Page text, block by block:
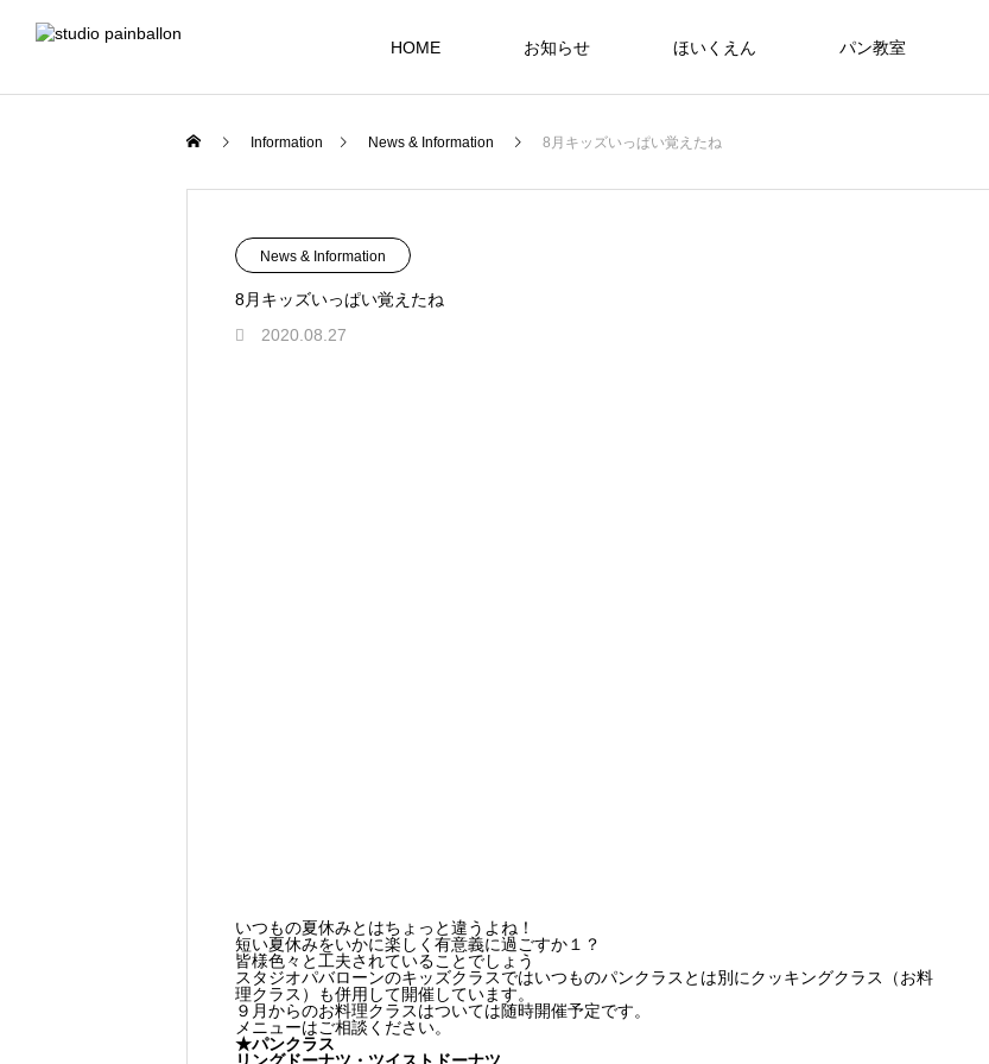
HOME お知らせ ほいくえん パン教室
Information News & Information 8月キッズいっぱい覚えたね
News & Information
8月キッズいっぱい覚えたね
2020.08.27
いつもの夏休みとはちょっと違うよね！
短い夏休みをいかに楽しく有意義に過ごすか１？
皆様色々と工夫されていることでしょう
スタジオパバローンのキッズクラスではいつものパンクラスとは別にクッキングクラス（お料
理クラス）も併用して開催しています。
９月からのお料理クラスはついては随時開催予定です。
メニューはご相談ください。
★パンクラス